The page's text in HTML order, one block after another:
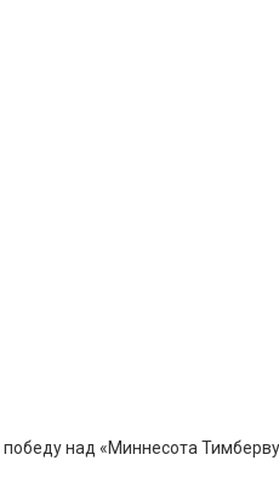
над «Миннесота